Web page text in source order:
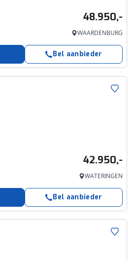
48.950,-
WAARDENBURG
Bel aanbieder
42.950,-
WATERINGEN
Bel aanbieder